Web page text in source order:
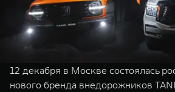
12 декабря в Москве состоялась
нового бренда внедорожников